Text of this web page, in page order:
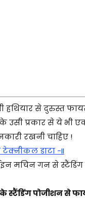
से दुरुस्त
प्रकार से ये भी
रखनी चाहिए !
टेक्नीकल डाटा -II
मचिन गन से
स्टैंडिंग पोजीशन से